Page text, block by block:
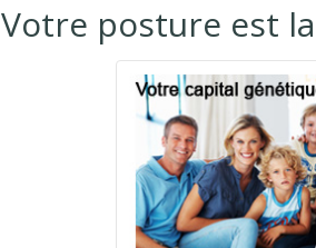
Votre posture est